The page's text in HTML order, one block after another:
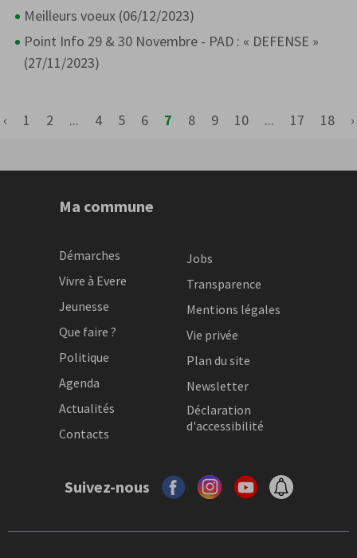
Meilleurs voeux (06/12/2023)
Point Info 29 & 30 Novembre - PAD : « DEFENSE »
(27/11/2023)
‹ 1 2 ... 4 5 6 7 8 9 10 ... 17 18 ›
Ma commune
Démarches
Vivre à Evere
Jeunesse
Que faire ?
Politique
Agenda
Actualités
Contacts
Jobs
Transparence
Mentions légales
Vie privée
Plan du site
Newsletter
Déclaration
d'accessibilité
Suivez-nous